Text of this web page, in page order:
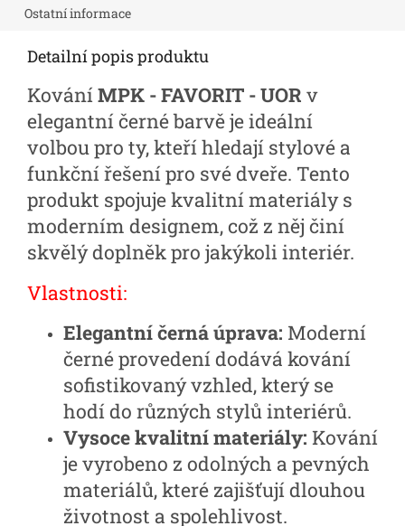
Ostatní informace
Detailní popis produktu
KováníMPK - FAVORIT - UOR v
elegantní černé barvě je ideální
volbou pro ty, kteří hledají stylové a
funkční řešení pro své dveře. Tento
produkt spojuje kvalitní materiály s
moderním designem, což z něj činí
skvělý doplněk pro jakýkoli interiér.
Vlastnosti:
Elegantní černá úprava: Moderní
černé provedení dodává kování
sofistikovaný vzhled, který se
hodí do různých stylů interiérů.
Vysoce kvalitní materiály: Kování
je vyrobeno z odolných a pevných
materiálů, které zajišťují dlouhou
životnost a spolehlivost.